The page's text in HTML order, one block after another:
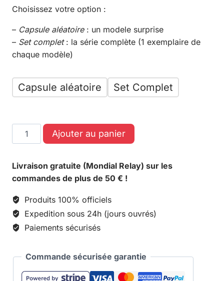
Choisissez votre option :
– Capsule aléatoire: un modele surprise
– Set complet: la série complète (1 exemplaire de
chaque modèle)
Capsule aléatoire Set Complet
Ajouter au panier
Livraison gratuite (Mondial Relay) sur les
commandes de plus de 50 € !
Produits 100% officiels
Expedition sous 24h (jours ouvrés)
Paiements sécurisés
Commande sécurisée garantie